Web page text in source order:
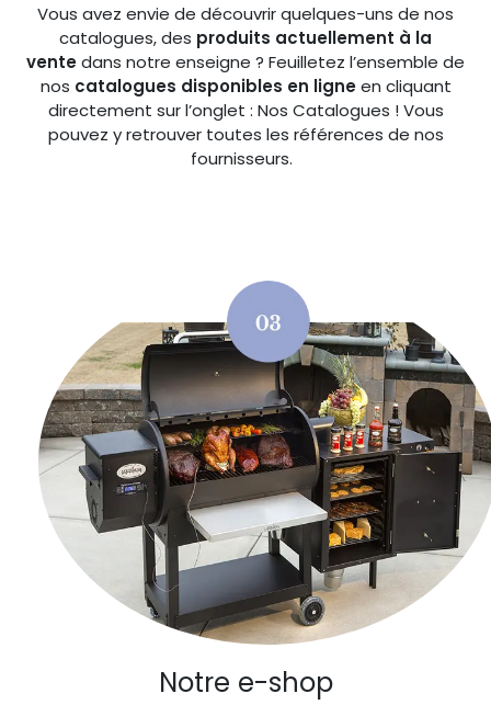
Vous avez envie de découvrir quelques-uns de nos
catalogues, des produits actuellement à la
ventedans notre enseigne ? Feuilletez l’ensemble de
nos catalogues disponibles en ligneen cliquant
directement sur l’onglet : Nos Catalogues ! Vous
pouvez y retrouver toutes les références de nos
fournisseurs.
Notre e-shop